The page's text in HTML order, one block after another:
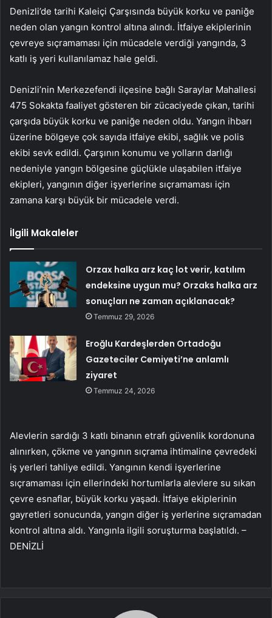
Denizli’de tarihi Kaleiçi Çarşısında büyük korku ve paniğe
neden olan yangın kontrol altına alındı. İtfaiye ekiplerinin
çevreye sıçramaması için mücadele verdiği yangında, 3
katlı iş yeri kullanılamaz hale geldi.
Denizli’nin Merkezefendi ilçesine bağlı Saraylar Mahallesi
475 Sokakta faaliyet gösteren bir zücaciyede çıkan, tarihi
çarşıda büyük korku ve paniğe neden oldu. Yangın ihbarı
üzerine bölgeye çok sayıda itfaiye ekibi, sağlık ve polis
ekibi sevk edildi. Çarşının konumu ve yolların darlığı
nedeniyle yangın bölgesine güçlükle ulaşabilen itfaiye
ekipleri, yangının diğer işyerlerine sıçramaması için
zamana karşı büyük bir mücadele verdi.
İlgili Makaleler
Orzax halka arz kaç lot verir, katılım
endeksine uygun mu? Orzaks halka arz
sonuçları ne zaman açıklanacak?
Temmuz 29, 2026
Eroğlu Kardeşlerden Ortadoğu
Gazeteciler Cemiyeti’ne anlamlı
ziyaret
Temmuz 24, 2026
Alevlerin sardığı 3 katlı binanın etrafı güvenlik kordonuna
alınırken, çökme ve yangının sıçrama ihtimaline çevredeki
iş yerleri tahliye edildi. Yangının kendi işyerlerine
sıçramaması için ellerindeki hortumlarla alevlere su sıkan
çevre esnaflar, büyük korku yaşadı. İtfaiye ekiplerinin
gayretleri sonucunda, yangın diğer iş yerlerine sıçramadan
kontrol altına aldı. Yangınla ilgili soruşturma başlatıldı. –
DENİZLİ